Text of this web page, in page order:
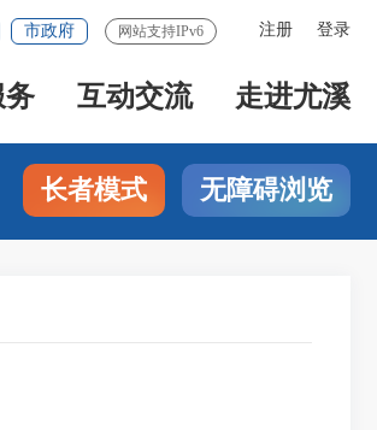
注册 登录
市政府 网站支持IPv6
务 互动交流 走进尤溪
长者模式 无障碍浏览